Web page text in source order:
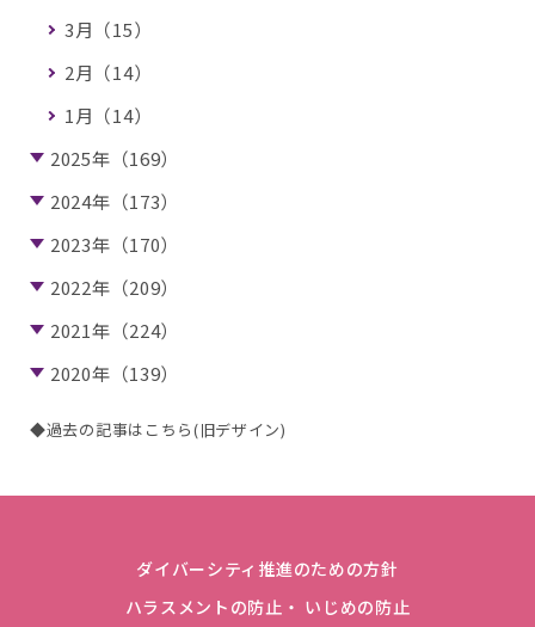
3月（15）
2月（14）
1月（14）
2025年（169）
2024年（173）
2023年（170）
2022年（209）
2021年（224）
2020年（139）
◆過去の記事はこちら(旧デザイン)
ダイバーシティ推進のための方針
ハラスメントの防止・ いじめの防止